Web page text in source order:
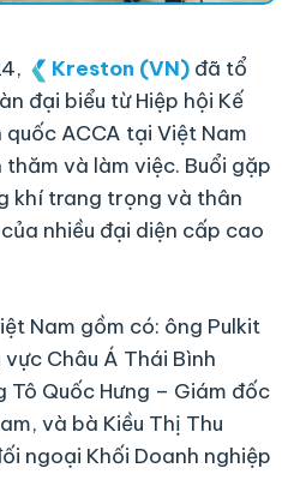
Kreston (VN) đã tổ
đại biểu từ Hiệp hội Kế
ACCA tại Việt Nam
và làm việc. Buổi gặp
khí trang trọng và thân
nhiều đại diện cấp cao
Nam gồm có: ông Pulkit
Châu Á Thái Bình
Tô Quốc Hưng – Giám đốc
và bà Kiều Thị Thu
ngoại Khối Doanh nghiệp